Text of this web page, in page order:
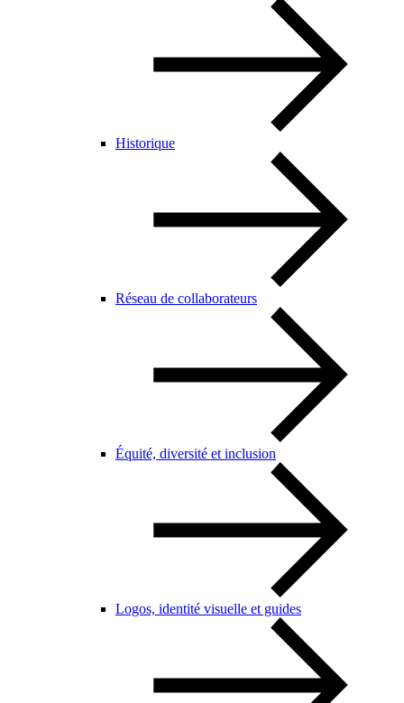
Historique
Réseau de collaborateurs
Équité, diversité et inclusion
Logos, identité visuelle et guides